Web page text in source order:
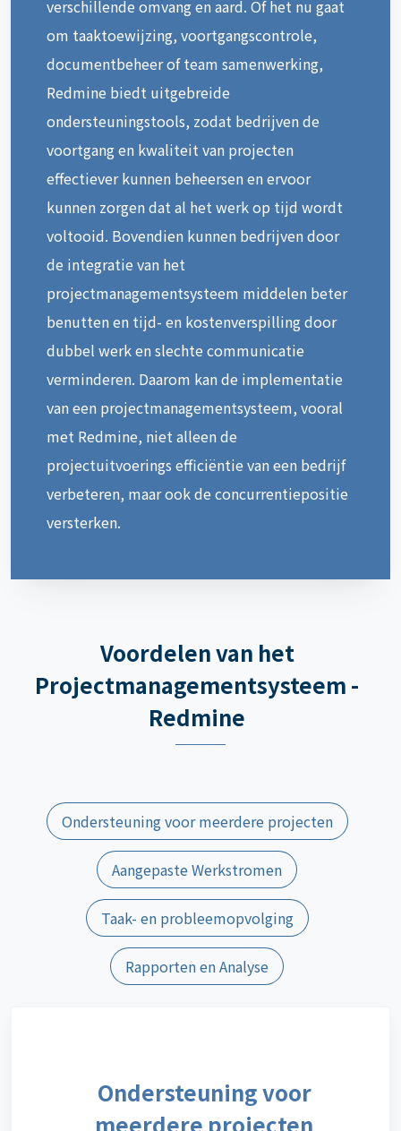
verschillende omvang en aard. Of het nu gaat
om taaktoewijzing, voortgangscontrole,
documentbeheer of team samenwerking,
Redmine biedt uitgebreide
ondersteuningstools, zodat bedrijven de
voortgang en kwaliteit van projecten
effectiever kunnen beheersen en ervoor
kunnen zorgen dat al het werk op tijd wordt
voltooid. Bovendien kunnen bedrijven door
de integratie van het
projectmanagementsysteem middelen beter
benutten en tijd- en kostenverspilling door
dubbel werk en slechte communicatie
verminderen. Daarom kan de implementatie
van een projectmanagementsysteem, vooral
met Redmine, niet alleen de
projectuitvoerings efficiëntie van een bedrijf
verbeteren, maar ook de concurrentiepositie
versterken.
Voordelen van het
Projectmanagementsysteem -
Redmine
Ondersteuning voor meerdere projecten
Aangepaste Werkstromen
Taak- en probleemopvolging
Rapporten en Analyse
Ondersteuning voor
meerdere projecten